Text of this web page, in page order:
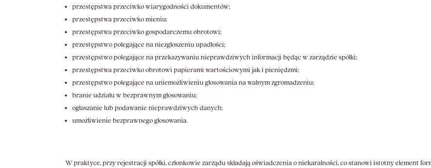
przestępstwa przeciwko wiarygodności dokumentów;
przestępstwa przeciwko mieniu;
przestępstwa przeciwko gospodarczemu obrotowi;
przestępstwo polegające na niezgłoszeniu upadłości;
przestępstwo polegające na przekazywaniu nieprawdziwych informacji będąc w zarządzie spółki;
przestępstwa przeciwko obrotowi papierami wartościowymi jak i pieniędzmi;
przestępstwo polegające na uniemożliwieniu głosowania na walnym zgromadzeniu;
branie udziału w bezprawnym głosowaniu;
ogłaszanie lub podawanie nieprawdziwych danych;
umożliwienie bezprawnego głosowania.
W praktyce, przy rejestracji spółki, członkowie zarządu składają oświadczenia o niekaralności, co stanowi istotny element